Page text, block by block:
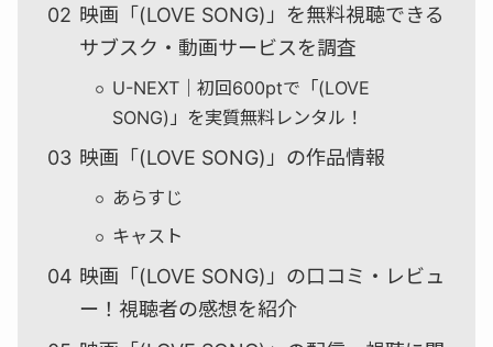
映画「(LOVE SONG)」を無料視聴できる
サブスク・動画サービスを調査
U-NEXT｜初回600ptで「(LOVE
SONG)」を実質無料レンタル！
映画「(LOVE SONG)」の作品情報
あらすじ
キャスト
映画「(LOVE SONG)」の口コミ・レビュ
ー！視聴者の感想を紹介